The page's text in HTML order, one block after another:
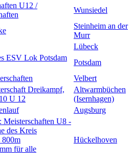
U12 /
Wunsiedel
Steinheim an der
Murr
Lübeck
ESV Lok Potsdam
Potsdam
Velbert
Dreikampf,
U 12
Altwarmbüchen
(Isernhagen)
Augsburg
Meisterschaften U8 -
des Kreis
800m
für alle
Hückelhoven